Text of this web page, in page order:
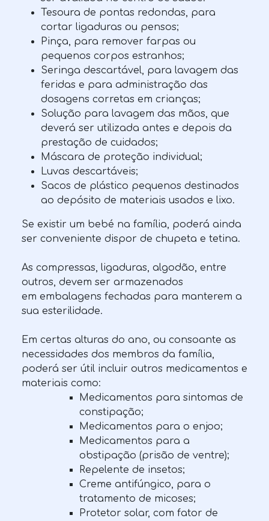
Tesoura de pontas redondas, para
cortar ligaduras ou pensos;
Pinça, para remover farpas ou
pequenos corpos estranhos;
Seringa descartável, para lavagem das
feridas e para administração das
dosagens corretas em crianças;
Solução para lavagem das mãos, que
deverá ser utilizada antes e depois da
prestação de cuidados;
Máscara de proteção individual;
Luvas descartáveis;
Sacos de plástico pequenos destinados
ao depósito de materiais usados e lixo.
Se existir um bebé na família, poderá ainda
ser conveniente dispor de chupeta e tetina.
As compressas, ligaduras, algodão, entre
outros, devem ser armazenados
em embalagens fechadas para manterem a
sua esterilidade.
Em certas alturas do ano, ou consoante as
necessidades dos membros da família,
poderá ser útil incluir outros medicamentos e
materiais como:
Medicamentos para sintomas de
constipação;
Medicamentos para o enjoo;
Medicamentos para a
obstipação (prisão de ventre);
Repelente de insetos;
Creme antifúngico, para o
tratamento de micoses;
Protetor solar, com fator de